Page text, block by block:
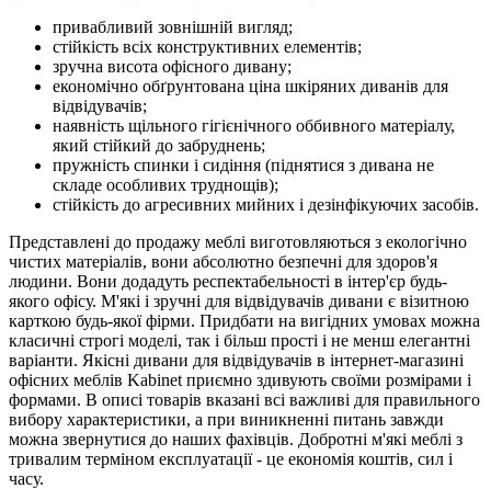
привабливий зовнішній вигляд;
стійкість всіх конструктивних елементів;
зручна висота офісного дивану;
економічно обґрунтована ціна шкіряних диванів для
відвідувачів;
наявність щільного гігієнічного оббивного матеріалу,
який стійкий до забруднень;
пружність спинки і сидіння (піднятися з дивана не
складе особливих труднощів);
стійкість до агресивних мийних і дезінфікуючих засобів.
Представлені до продажу меблі виготовляються з екологічно
чистих матеріалів, вони абсолютно безпечні для здоров'я
людини. Вони додадуть респектабельності в інтер'єр будь-
якого офісу. М'які і зручні для відвідувачів дивани є візитною
карткою будь-якої фірми. Придбати на вигідних умовах можна
класичні строгі моделі, так і більш прості і не менш елегантні
варіанти. Якісні дивани для відвідувачів в інтернет-магазині
офісних меблів Kabinet приємно здивують своїми розмірами і
формами. В описі товарів вказані всі важливі для правильного
вибору характеристики, а при виникненні питань завжди
можна звернутися до наших фахівців. Добротні м'які меблі з
тривалим терміном експлуатації - це економія коштів, сил і
часу.